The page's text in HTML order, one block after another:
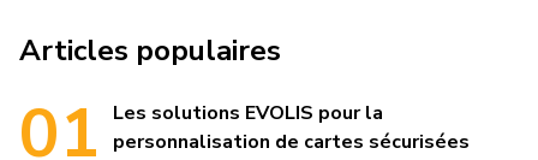
Articles populaires
Les solutions EVOLIS pour la
personnalisation de cartes sécurisées